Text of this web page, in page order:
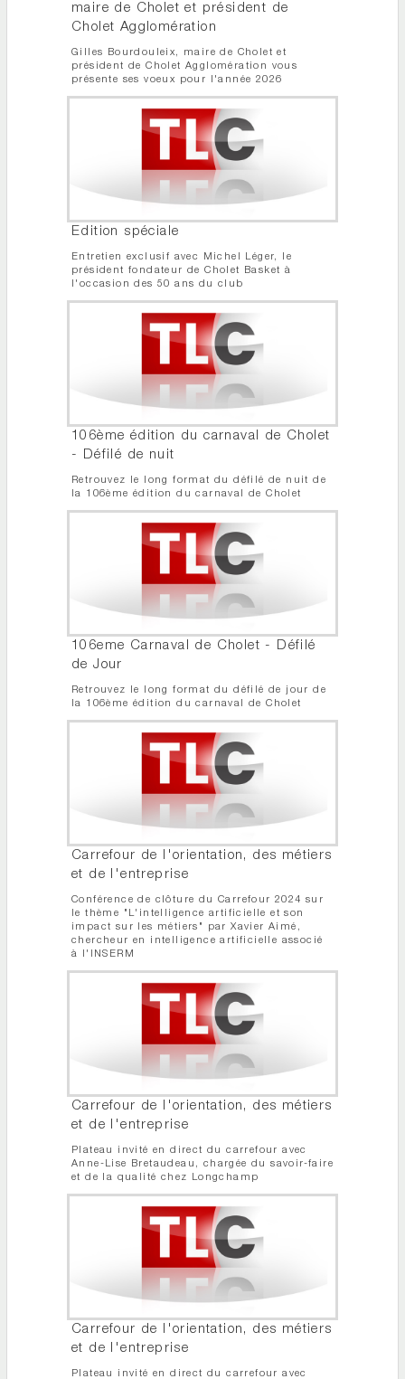
maire de Cholet et président de
Cholet Agglomération
Gilles Bourdouleix, maire de Cholet et
président de Cholet Agglomération vous
présente ses voeux pour l'année 2026
Edition spéciale
Entretien exclusif avec Michel Léger, le
président fondateur de Cholet Basket à
l'occasion des 50 ans du club
106ème édition du carnaval de Cholet
- Défilé de nuit
Retrouvez le long format du défilé de nuit de
la 106ème édition du carnaval de Cholet
106eme Carnaval de Cholet - Défilé
de Jour
Retrouvez le long format du défilé de jour de
la 106ème édition du carnaval de Cholet
Carrefour de l'orientation, des métiers
et de l'entreprise
Conférence de clôture du Carrefour 2024 sur
le thème "L'intelligence artificielle et son
impact sur les métiers" par Xavier Aimé,
chercheur en intelligence artificielle associé
à l'INSERM
Carrefour de l'orientation, des métiers
et de l'entreprise
Plateau invité en direct du carrefour avec
Anne-Lise Bretaudeau, chargée du savoir-faire
et de la qualité chez Longchamp
Carrefour de l'orientation, des métiers
et de l'entreprise
Plateau invité en direct du carrefour avec